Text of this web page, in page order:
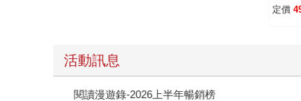
與神
定價
活動訊息
閱讀漫遊錄-2026上半年暢銷榜